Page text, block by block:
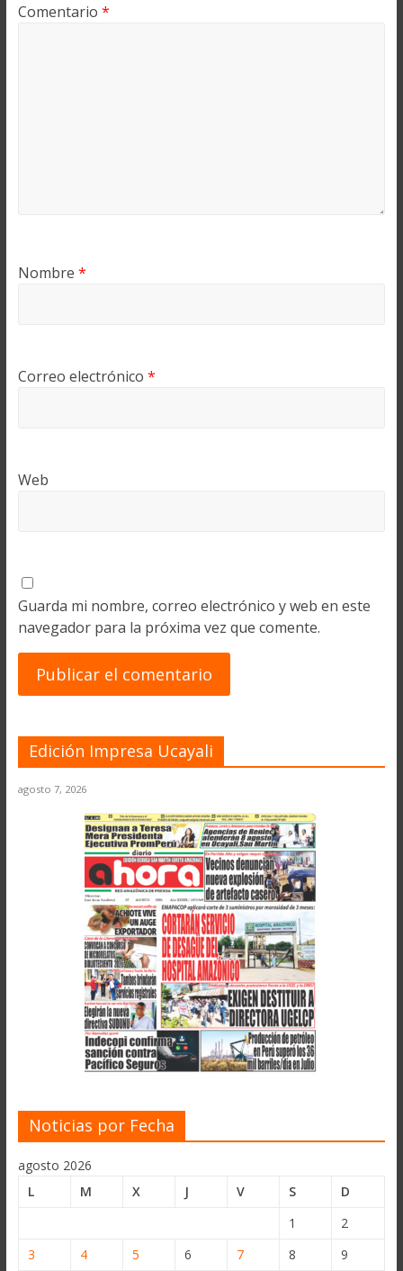
Comentario *
Nombre *
Correo electrónico *
Web
Guarda mi nombre, correo electrónico y web en este
navegador para la próxima vez que comente.
Edición Impresa Ucayali
agosto 7, 2026
Noticias por Fecha
agosto 2026
L
M X J V S
D
1
2
3
4 5 6 7 8
9